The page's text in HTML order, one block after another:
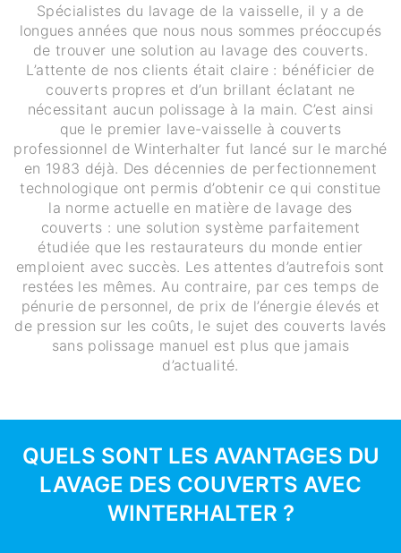
Spécialistes du lavage de la vaisselle, il y a de
longues années que nous nous sommes préoccupés
de trouver une solution au lavage des couverts.
L’attente de nos clients était claire : bénéficier de
couverts propres et d’un brillant éclatant ne
nécessitant aucun polissage à la main. C’est ainsi
que le premier lave-vaisselle à couverts
professionnel de Winterhalter fut lancé sur le marché
en 1983 déjà. Des décennies de perfectionnement
technologique ont permis d’obtenir ce qui constitue
la norme actuelle en matière de lavage des
couverts : une solution système parfaitement
étudiée que les restaurateurs du monde entier
emploient avec succès. Les attentes d’autrefois sont
restées les mêmes. Au contraire, par ces temps de
pénurie de personnel, de prix de l’énergie élevés et
de pression sur les coûts, le sujet des couverts lavés
sans polissage manuel est plus que jamais
d’actualité.
QUELS SONT LES AVANTAGES DU
LAVAGE DES COUVERTS AVEC
WINTERHALTER ?